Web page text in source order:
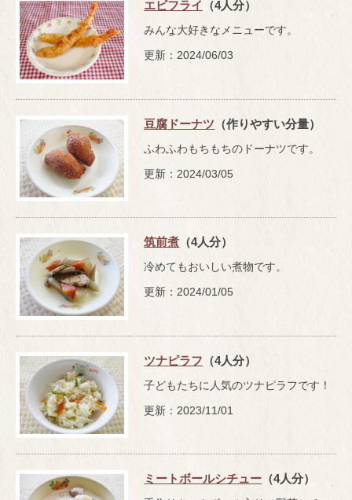
エビフライ （4人分）
みんな大好きなメニューです。
更新：2024/06/03
豆腐ドーナツ （作りやすい分量）
ふわふわもちもちのドーナツです。
更新：2024/03/05
筑前煮 （4人分）
冷めてもおいしい煮物です。
更新：2024/01/05
ツナピラフ （4人分）
子どもたちに人気のツナピラフです！
更新：2023/11/01
ミートボールシチュー （4人分）